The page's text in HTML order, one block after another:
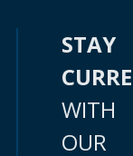
STAY
WITH
OUR